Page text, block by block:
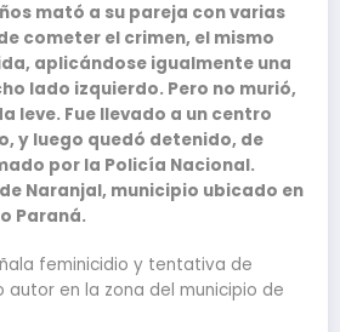
mató a su pareja con varias
cometer el crimen, el mismo
aplicándose igualmente una
lado izquierdo. Pero no murió,
leve. Fue llevado a un centro
y luego quedó detenido, de
por la Policía Nacional.
Naranjal, municipio ubicado en
Paraná.
feminicidio y tentativa de
autor en la zona del municipio de